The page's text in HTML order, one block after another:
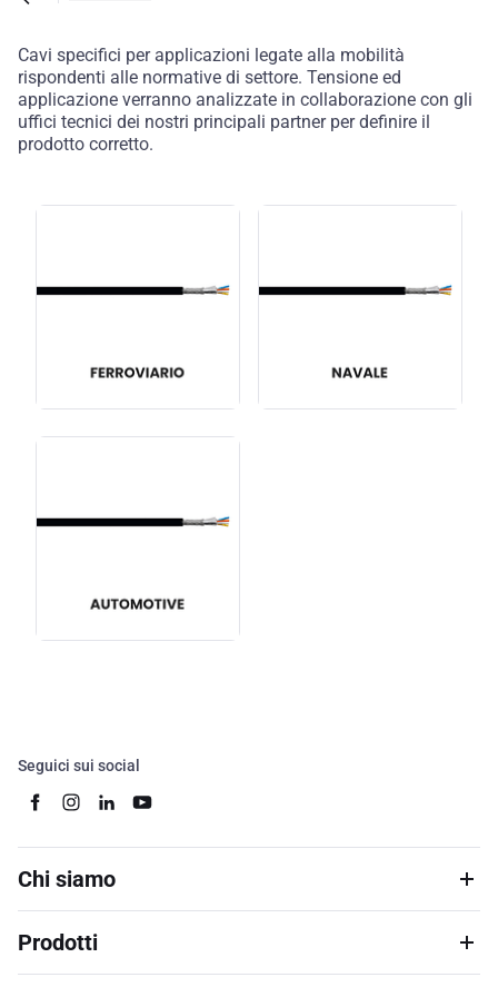
Cavi specifici per applicazioni legate alla mobilità
rispondenti alle normative di settore. Tensione ed
applicazione verranno analizzate in collaborazione con gli
uffici tecnici dei nostri principali partner per definire il
prodotto corretto.
Seguici sui social
Chi siamo
Prodotti